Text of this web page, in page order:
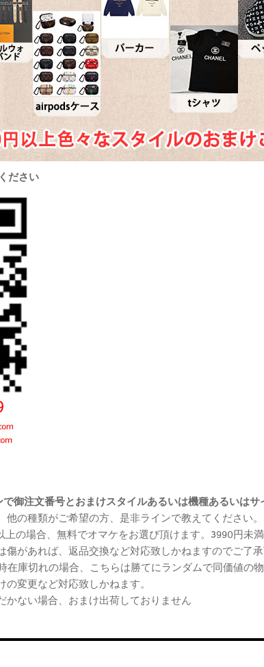
ださい
御注文番号とおまけスタイルあるいは機種あるいはサ
の種類がご希望の方、是非ラインで教えてください。
上の場合、無料でオマケをお選び頂けます。3990円未
があれば、返品交換など対応致しかねますのでご了承
庫切れの場合、こちらは勝てにランダムで同価値の
変更など対応致しかねます。
かない場合、おまけ出荷しておりません